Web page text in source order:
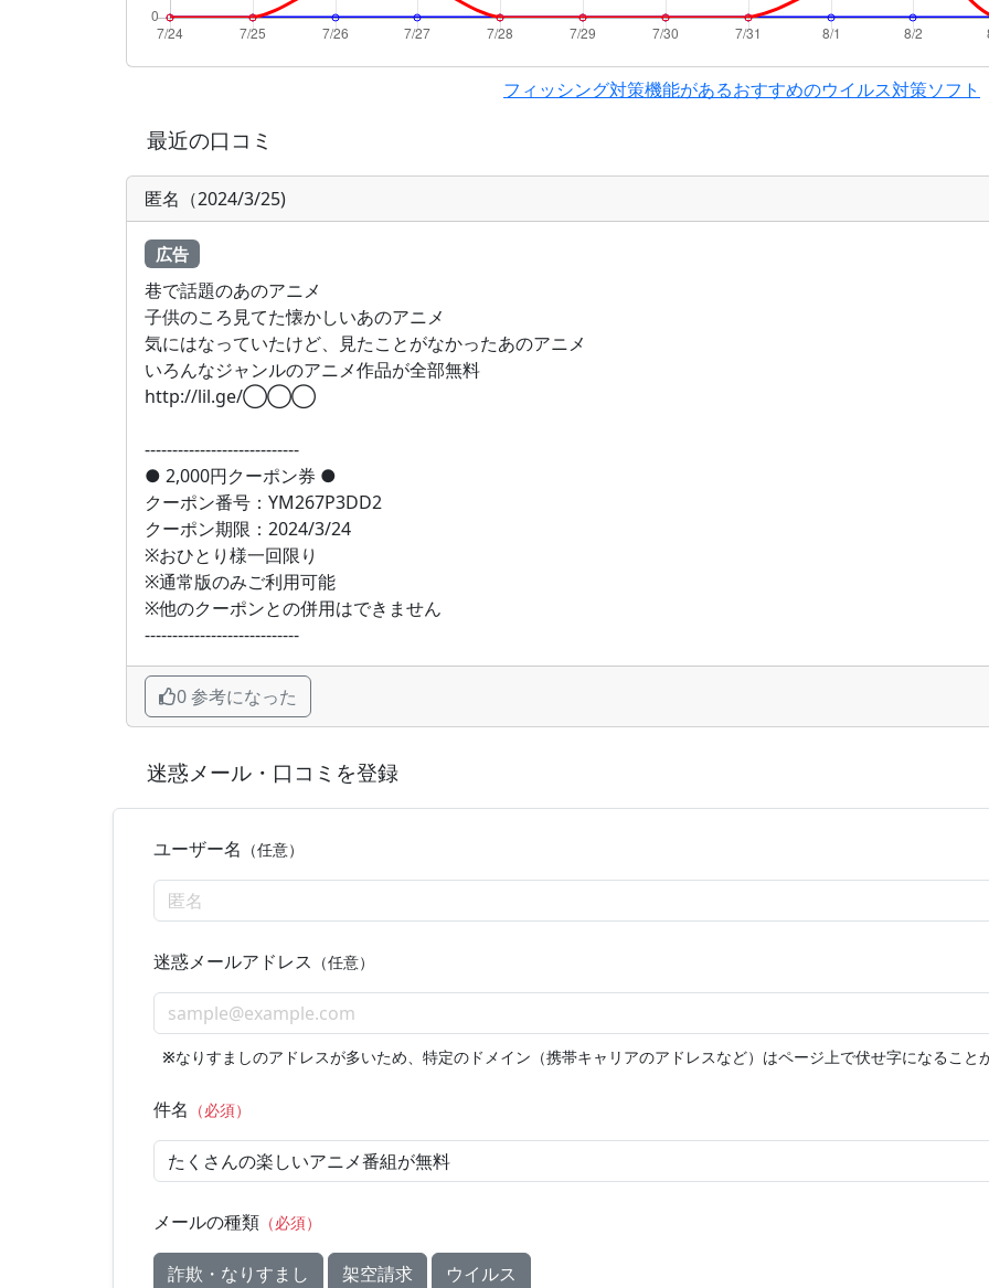
フィッシング対策機能があるおすすめのウイルス対策ソフト
最近の口コミ
匿名（2024/3/25)
広告
巷で話題のあのアニメ
子供のころ見てた懐かしいあのアニメ
気にはなっていたけど、見たことがなかったあのアニメ
いろんなジャンルのアニメ作品が全部無料
http://lil.ge/◯◯◯
----------------------------
● 2,000円クーポン券 ●
クーポン番号：YM267P3DD2
クーポン期限：2024/3/24
※おひとり様一回限り
※通常版のみご利用可能
※他のクーポンとの併用はできません
----------------------------
0 参考になった
迷惑メール・口コミを登録
ユーザー名 （任意）
迷惑メールアドレス （任意）
※なりすましのアドレスが多いため、特定のドメイン（携帯キャリアのアドレスなど）はページ上で伏せ字になること
件名 （必須）
メールの種類 （必須）
詐欺・なりすまし 架空請求 ウイルス